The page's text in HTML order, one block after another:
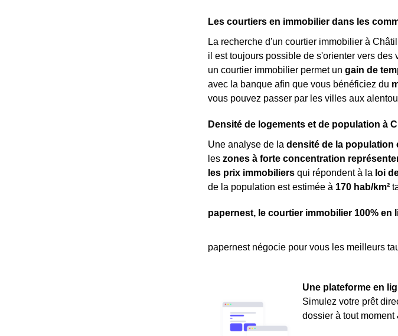
Les courtiers en immobilier dans les
La recherche d'un courtier immobilier à
il est toujours possible de s'orienter vers des
un courtier immobilier permet un gain de
avec la banque afin que vous bénéficiez du
vous pouvez passer par les villes aux
Densité de logements et de population à
Une analyse de la densité de la population
les zones à forte concentration
les prix immobiliers qui répondent à la loi
de la population est estimée à 170 hab/km²
papernest, le courtier immobilier 100% en
papernest négocie pour vous les meilleurs
Une plateforme en
Simulez votre prêt
dossier à tout